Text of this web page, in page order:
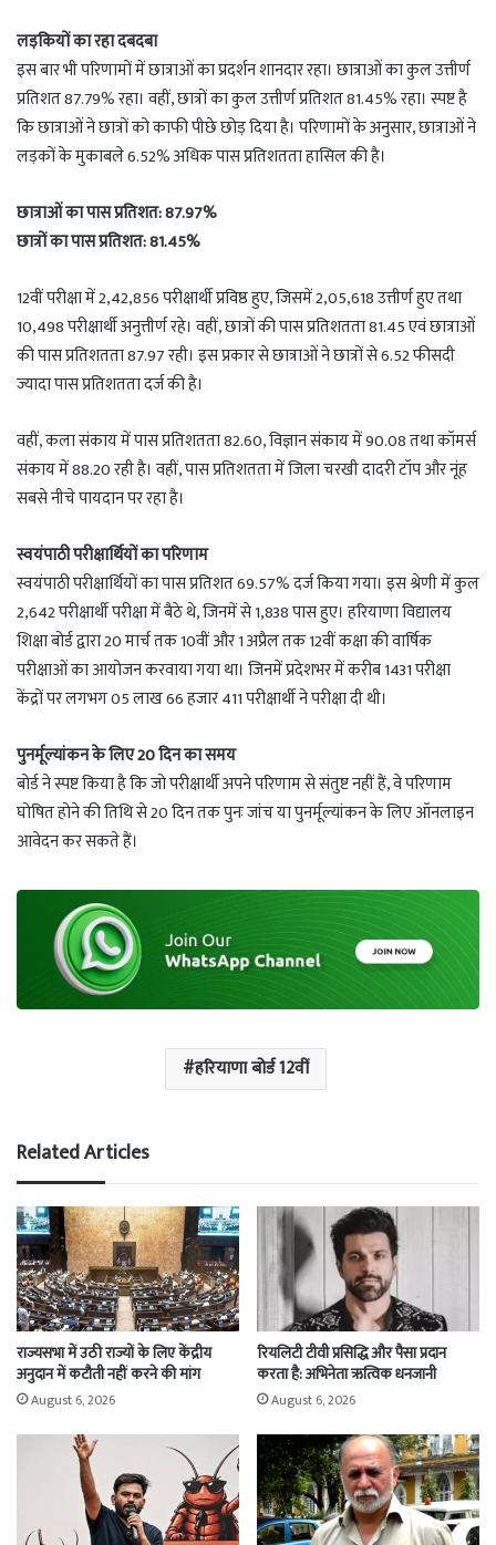
लड़कियों का रहा दबदबा
इस बार भी परिणामों में छात्राओं का प्रदर्शन शानदार रहा। छात्राओं का कुल उत्तीर्ण
प्रतिशत 87.79% रहा। वहीं, छात्रों का कुल उत्तीर्ण प्रतिशत 81.45% रहा। स्पष्ट है
कि छात्राओं ने छात्रों को काफी पीछे छोड़ दिया है। परिणामों के अनुसार, छात्राओं ने
लड़कों के मुकाबले 6.52% अधिक पास प्रतिशतता हासिल की है।
छात्राओं का पास प्रतिशत: 87.97%
छात्रों का पास प्रतिशत: 81.45%
12वीं परीक्षा में 2,42,856 परीक्षार्थी प्रविष्ठ हुए, जिसमें 2,05,618 उत्तीर्ण हुए तथा
10,498 परीक्षार्थी अनुत्तीर्ण रहे। वहीं, छात्रों की पास प्रतिशतता 81.45 एवं छात्राओं
की पास प्रतिशतता 87.97 रही। इस प्रकार से छात्राओं ने छात्रों से 6.52 फीसदी
ज्यादा पास प्रतिशतता दर्ज की है।
वहीं, कला संकाय में पास प्रतिशतता 82.60, विज्ञान संकाय में 90.08 तथा कॉमर्स
संकाय में 88.20 रही है। वहीं, पास प्रतिशतता में जिला चरखी दादरी टॉप और नूंह
सबसे नीचे पायदान पर रहा है।
स्वयंपाठी परीक्षार्थियों का परिणाम
स्वयंपाठी परीक्षार्थियों का पास प्रतिशत 69.57% दर्ज किया गया। इस श्रेणी में कुल
2,642 परीक्षार्थी परीक्षा में बैठे थे, जिनमें से 1,838 पास हुए। हरियाणा विद्यालय
शिक्षा बोर्ड द्वारा 20 मार्च तक 10वीं और 1 अप्रैल तक 12वीं कक्षा की वार्षिक
परीक्षाओं का आयोजन करवाया गया था। जिनमें प्रदेशभर में करीब 1431 परीक्षा
केंद्रों पर लगभग 05 लाख 66 हजार 411 परीक्षार्थी ने परीक्षा दी थी।
पुनर्मूल्यांकन के लिए 20 दिन का समय
बोर्ड ने स्पष्ट किया है कि जो परीक्षार्थी अपने परिणाम से संतुष्ट नहीं हैं, वे परिणाम
घोषित होने की तिथि से 20 दिन तक पुनः जांच या पुनर्मूल्यांकन के लिए ऑनलाइन
आवेदन कर सकते हैं।
हरियाणा बोर्ड 12वीं
Related Articles
राज्यसभा में उठी राज्यों के लिए केंद्रीय
अनुदान में कटौती नहीं करने की मांग
August 6, 2026
रियलिटी टीवी प्रसिद्धि और पैसा प्रदान
करता है: अभिनेता ऋत्विक धनजानी
August 6, 2026